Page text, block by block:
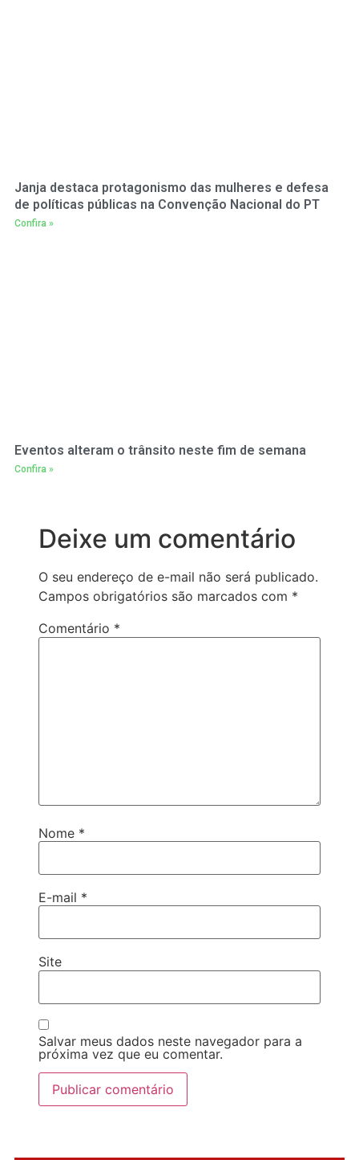
Janja destaca protagonismo das mulheres e defesa
de políticas públicas na Convenção Nacional do PT
Confira »
Eventos alteram o trânsito neste fim de semana
Confira »
Deixe um comentário
O seu endereço de e-mail não será publicado.
Campos obrigatórios são marcados com *
Comentário *
Nome *
E-mail *
Site
Salvar meus dados neste navegador para a
próxima vez que eu comentar.